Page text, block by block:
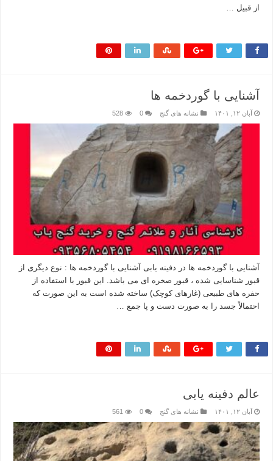
از قبیل …
آشنایی با گوردخمه ها
آبان ۱۲, ۱۴۰۱ نشانه های گنج 0
528
آشنایی با گوردخمه ها در دفینه یابی آشنایی با گوردخمه ها : نوع دیگری از
قبور شناسایی شده ، قبور صخره ای می باشد. این قبور با استفاده از
حفره های طبیعی (غارهای کوچک) ساخته شده است به این صورت که
احتمالاً جسد را به صورت دست و پا جمع …
عالم دفینه یابی
آبان ۱۲, ۱۴۰۱ نشانه های گنج 0
561